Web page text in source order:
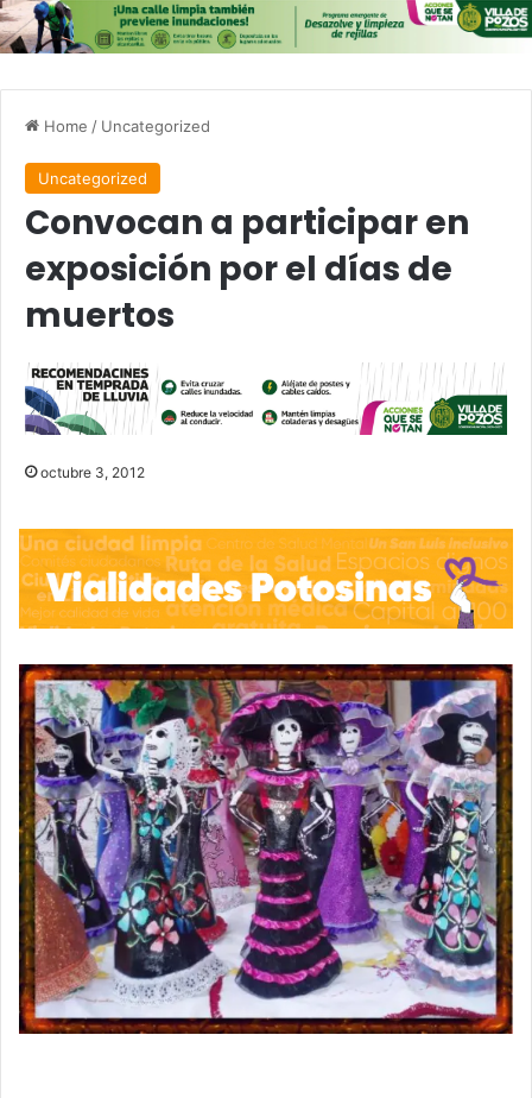
Home / Uncategorized
Uncategorized
Convocan a participar en
exposición por el días de
muertos
octubre 3, 2012